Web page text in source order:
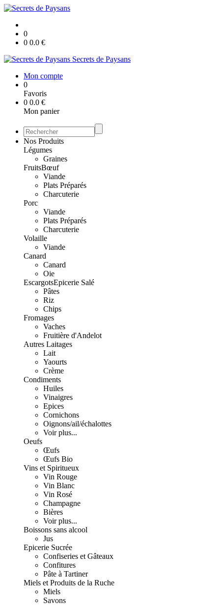
0
0 0.0 €
Secrets de Paysans
Mon compte
0
Favoris
0 0.0 €
Mon panier
Nos Produits
Légumes
Graines
FruitsBœuf
Viande
Plats Préparés
Charcuterie
Porc
Viande
Plats Préparés
Charcuterie
Volaille
Viande
Canard
Canard
Oie
EscargotsEpicerie Salé
Pâtes
Riz
Chips
Fromages
Vaches
Fruitière d'Andelot
Autres Laitages
Lait
Yaourts
Crème
Condiments
Huiles
Vinaigres
Epices
Cornichons
Oignons/ail/échalottes
Voir plus...
Oeufs
Œufs
Œufs Bio
Vins et Spiritueux
Vin Rouge
Vin Blanc
Vin Rosé
Champagne
Bières
Voir plus...
Boissons sans alcool
Jus
Epicerie Sucrée
Confiseries et Gâteaux
Confitures
Pâte à Tartiner
Miels et Produits de la Ruche
Miels
Savons